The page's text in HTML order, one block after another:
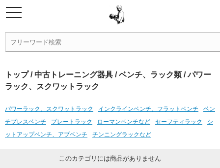
トップ/ 中古トレーニング器具 /ベンチ、ラック類/ パワー
ラック、スクワットラック
パワーラック、スクワットラック インクラインベンチ、フラットベンチ
ベン
チプレスベンチ
プレートラック ローマンベンチなど セーフティラック
シ
ットアップベンチ、アブベンチ
チンニングラックなど
このカテゴリには商品がありません